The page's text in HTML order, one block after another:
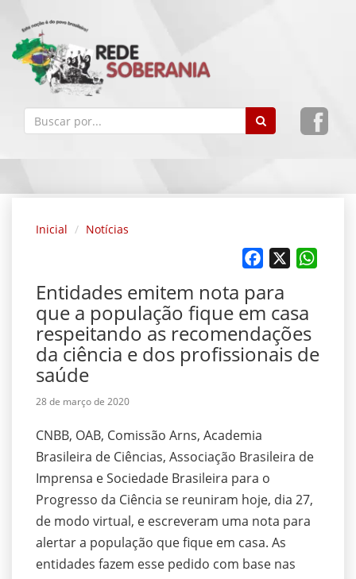
Inicial Notícias
Facebook
Entidades emitem nota para
que a população fique em casa
respeitando as recomendações
da ciência e dos profissionais de
saúde
28 de março de 2020
CNBB, OAB, Comissão Arns, Academia
Brasileira de Ciências, Associação Brasileira de
Imprensa e Sociedade Brasileira para o
Progresso da Ciência se reuniram hoje, dia 27,
de modo virtual, e escreveram uma nota para
alertar a população que fique em casa. As
entidades fazem esse pedido com base nas